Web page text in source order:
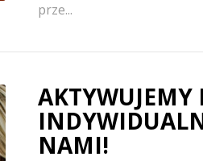
prze...
AKTYWUJEMY
NAMI!